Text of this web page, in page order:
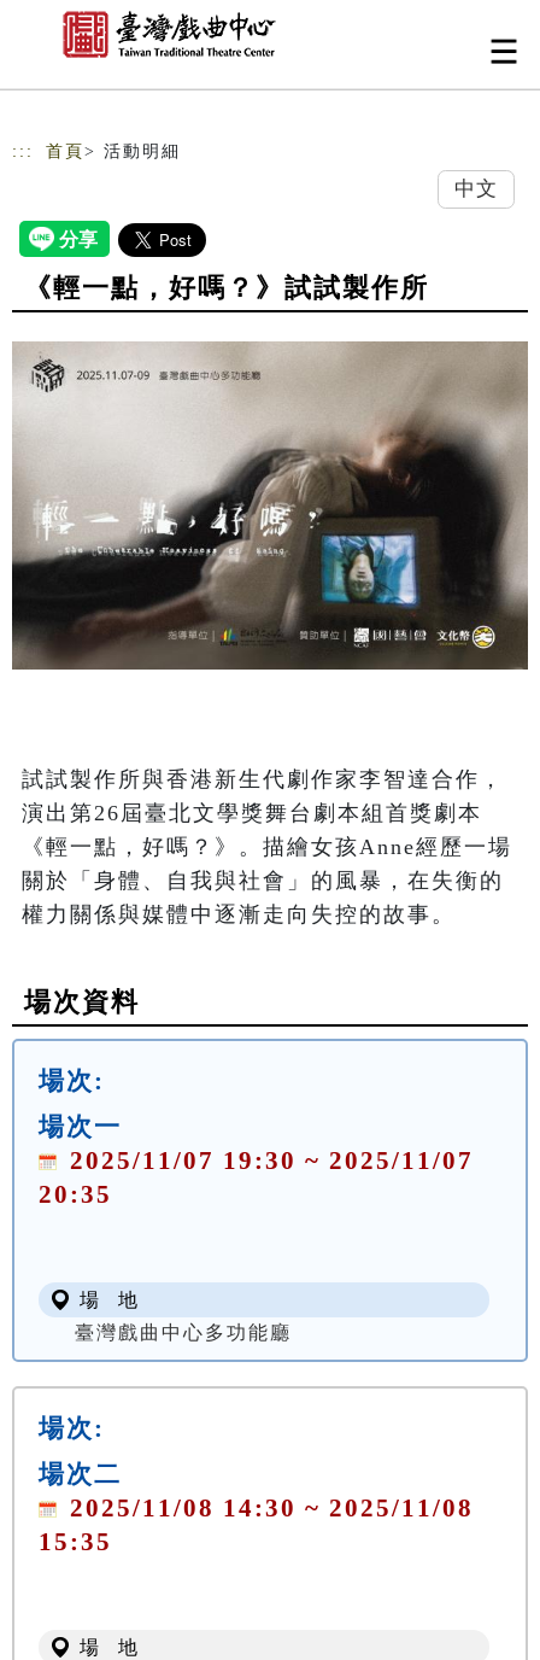
跳到主要內容
網站導覽
::: 首頁 > 活動明細
中文
《輕一點，好嗎？》試試製作所
試試製作所與香港新生代劇作家李智達合作，
演出第26屆臺北文學獎舞台劇本組首獎劇本
《輕一點，好嗎？》。描繪女孩Anne經歷一場
關於「身體、自我與社會」的風暴，在失衡的
權力關係與媒體中逐漸走向失控的故事。
場次資料
場次:
場次一
2025/11/07 19:30 ~ 2025/11/07
20:35
場 地
臺灣戲曲中心多功能廳
場次:
場次二
2025/11/08 14:30 ~ 2025/11/08
15:35
場 地